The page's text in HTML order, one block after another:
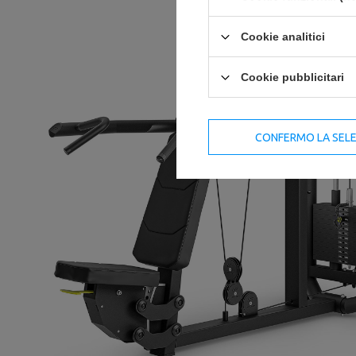
Cookie analitici
Cookie pubblicitari
CONFERMO LA